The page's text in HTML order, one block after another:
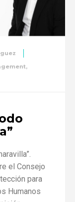
,
el Consejo
para
Humanos